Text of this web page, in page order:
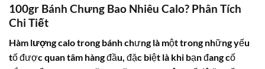
100gr Bánh Chưng Bao Nhiêu Calo? Phân Tích
Chi Tiết
Hàm lượng calotrong bánh chưng là một trong những yếu
tố được quan tâm hàng đầu, đặc biệt là khi bạn đang cố